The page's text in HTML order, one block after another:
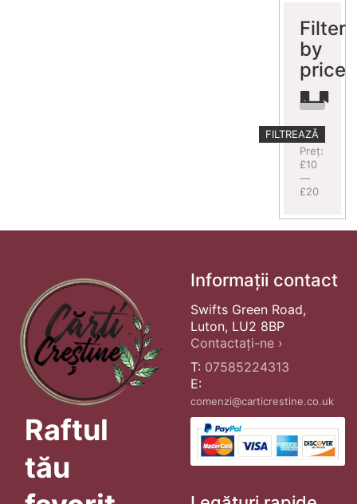
Filter
by
price
Preț
minim
Preț
maxim
FILTREAZĂ
Preț:
£10
—
£20
Raftul
tău
Informații contact
Swifts Green Road,
Luton, LU2 8BP
Contactați-ne ›
T: 07585224313
E:
comenzi@carticrestine.co.uk